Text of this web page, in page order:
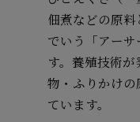
佃煮などの原
でいう「アー
す。養殖技術
物・ふりかけ
ています。